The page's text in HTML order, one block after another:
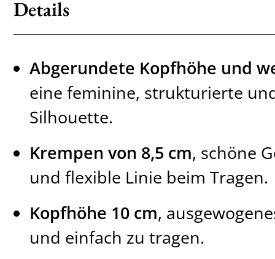
Details
Abgerundete Kopfhöhe und
eine feminine, strukturierte
Silhouette.
Krempen von 8,5 cm, schöne
und flexible Linie beim Tragen.
Kopfhöhe 10 cm,
und einfach zu tragen.